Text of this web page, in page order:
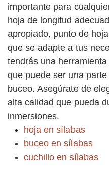
importante para
hoja de longitud
apropiado, punto de
que se adapte a tus
tendrás una
que puede ser una
buceo. Asegúrate de
alta calidad que pueda
inmersiones.
hoja en sílabas
buceo en sílabas
cuchillo en sílabas